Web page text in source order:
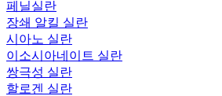
페닐실란
장쇄 알킬 실란
시아노 실란
이소시아네이트 실란
쌍극성 실란
할로겐 실란